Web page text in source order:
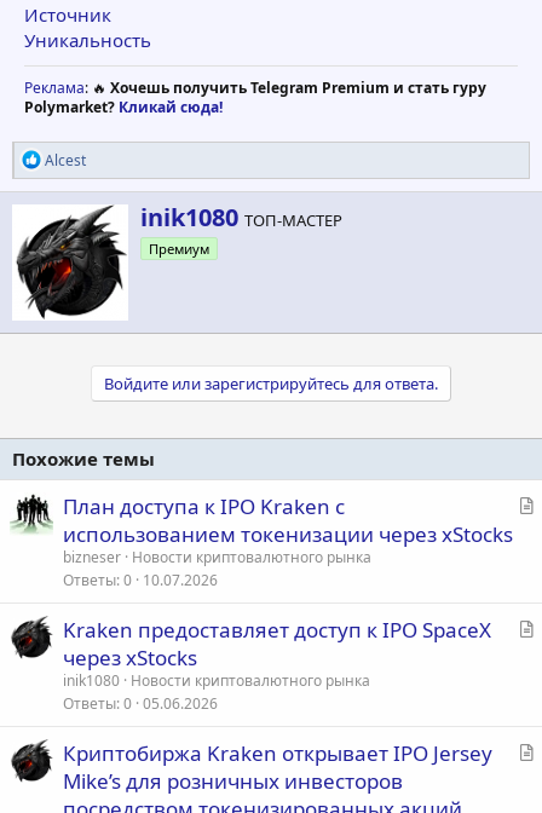
Источник
Уникальность
Реклама: 🔥 Хочешь получить Telegram Premium и стать гуру
Polymarket? Кликай сюда!
Р
е
а
ц
и
и
:
Alcest
А
в
т
inik1080 ТОП-МАСТЕР
Премиум
Войдите или зарегистрируйтесь для ответа.
Похожие темы
С
я
План доступа к IPO Kraken с
использованием токенизации через xStocks
bizneser Новости криптовалютного рынка
Ответы 0 10.07.2026
С
я
Kraken предоставляет доступ к IPO SpaceX
через xStocks
inik1080 Новости криптовалютного рынка
Ответы 0 05.06.2026
С
Криптобиржа Kraken открывает IPO Jersey
Mike’s для розничных инвесторов